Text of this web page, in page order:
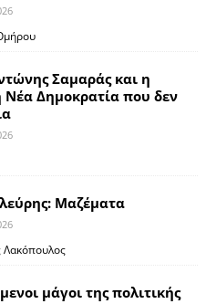
Σαμαράς και η
Νέα Δημοκρατία που δεν
Μαζέματα
Λακόπουλος
μάγοι της πολιτικής